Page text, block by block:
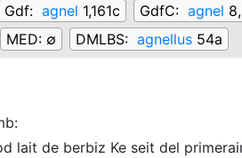
Gdf: agnel 1,161c GdfC: agnel
MED: ∅ DMLBS: agnellus 54a
:
lait de berbiz Ke seit del